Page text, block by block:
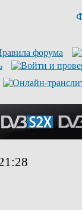
форума